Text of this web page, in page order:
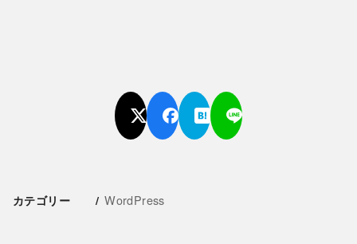
カテゴリー WordPress